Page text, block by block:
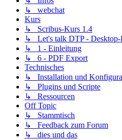
↳ webchat
Kurs
↳ Scribus-Kurs 1.4
↳ Let's talk DTP - Desktop-
↳ 1 - Einleitung
↳ 6 - PDF Export
Technisches
↳ Installation und
↳ Plugins und Scripte
↳ Ressourcen
Off Topic
↳ Stammtisch
↳ Feedback zum Forum
↳ dies und das